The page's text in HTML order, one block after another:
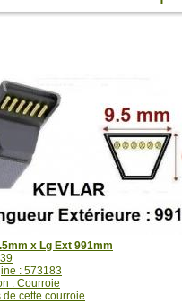
x Lg Ext 991mm
: 573183
: Courroie
de cette courroie